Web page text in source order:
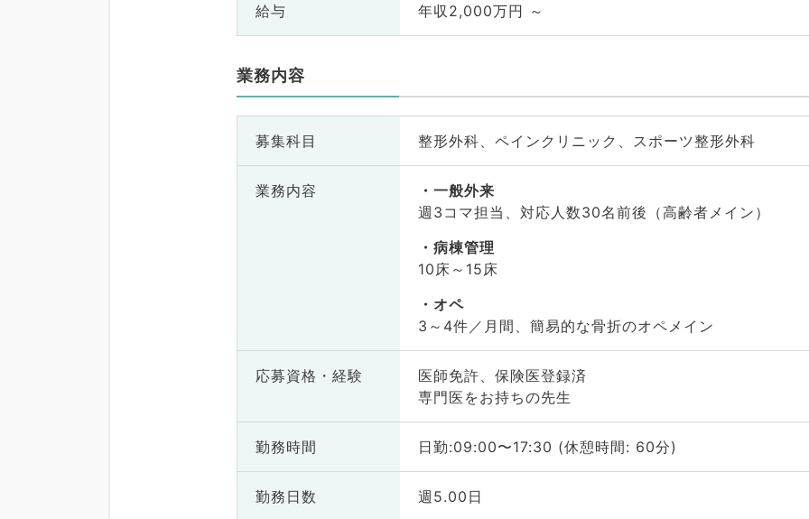
給与 年収2,000万円 ～
業務内容
募集科目 整形外科、ペインクリニック、スポーツ整形外科
業務内容
一般外来
週3コマ担当、対応人数30名前後（高齢者メイン）
病棟管理
10床～15床
オペ
3～4件／月間、簡易的な骨折のオペメイン
応募資格・ 経験
医師免許、保険医登録済
専門医をお持ちの先生
勤務時間 日勤:09:00〜17:30 (休憩時間: 60分)
勤務日数 週5.00日